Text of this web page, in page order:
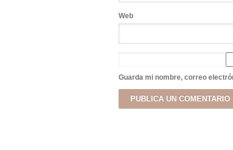
Web
Guarda mi nombre, correo